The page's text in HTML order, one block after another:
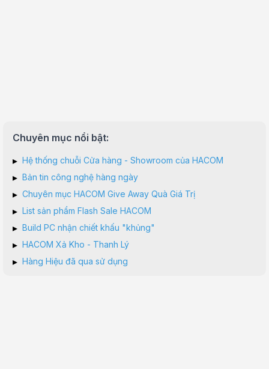
Chuyên mục nổi bật:
▸ Hệ thống chuỗi Cửa hàng - Showroom của HACOM
▸ Bản tin công nghệ hàng ngày
▸ Chuyên mục HACOM Give Away Quà Giá Trị
▸ List sản phẩm Flash Sale HACOM
▸ Build PC nhận chiết khấu "khủng"
▸ HACOM Xả Kho - Thanh Lý
▸ Hàng Hiệu đã qua sử dụng